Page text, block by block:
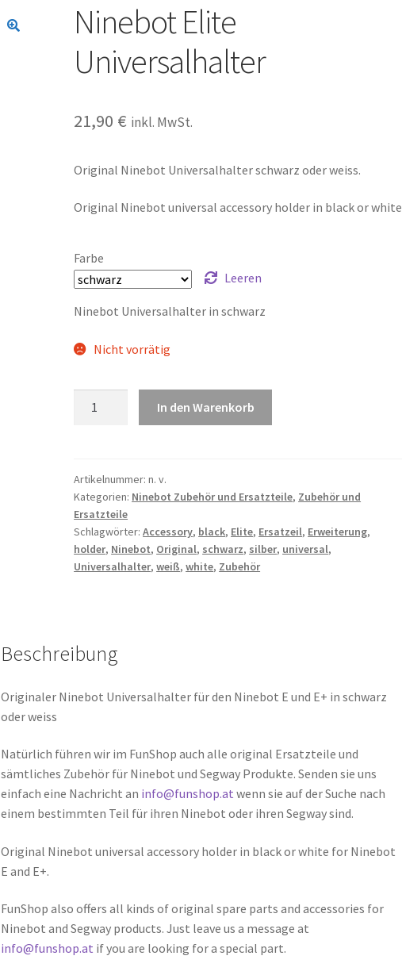
Ninebot Elite
Universalhalter
21,90 € inkl. MwSt.
Original Ninebot Universalhalter schwarz oder weiss.
Original Ninebot universal accessory holder in black or white
Farbe
Leeren
Ninebot Universalhalter in schwarz
Nicht vorrätig
In den Warenkorb
Artikelnummer:n. v.
Kategorien: Ninebot Zubehör und Ersatzteile, Zubehör und
Ersatzteile
Schlagwörter:Accessory, black, Elite, Ersatzeil, Erweiterung,
holder, Ninebot, Original, schwarz, silber, universal,
Universalhalter,weiß,white, Zubehör
Beschreibung
Originaler Ninebot Universalhalter für den Ninebot E und E+ in schwarz
oder weiss
Natürlich führen wir im FunShop auch alle original Ersatzteile und
sämtliches Zubehör für Ninebot und Segway Produkte. Senden sie uns
einfach eine Nachricht an info@funshop.at wenn sie auf der Suche nach
einem bestimmten Teil für ihren Ninebot oder ihren Segway sind.
Original Ninebot universal accessory holder in black or white for Ninebot
E and E+.
FunShop also offers all kinds of original spare parts and accessories for
Ninebot and Segway products. Just leave us a message at
info@funshop.at if you are looking for a special part.